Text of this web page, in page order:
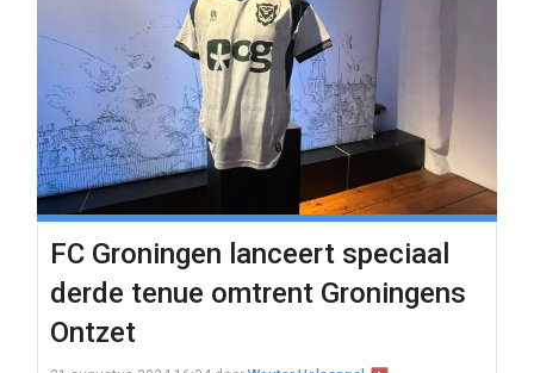
FC Groningen lanceert speciaal
derde tenue omtrent Groningens
Ontzet